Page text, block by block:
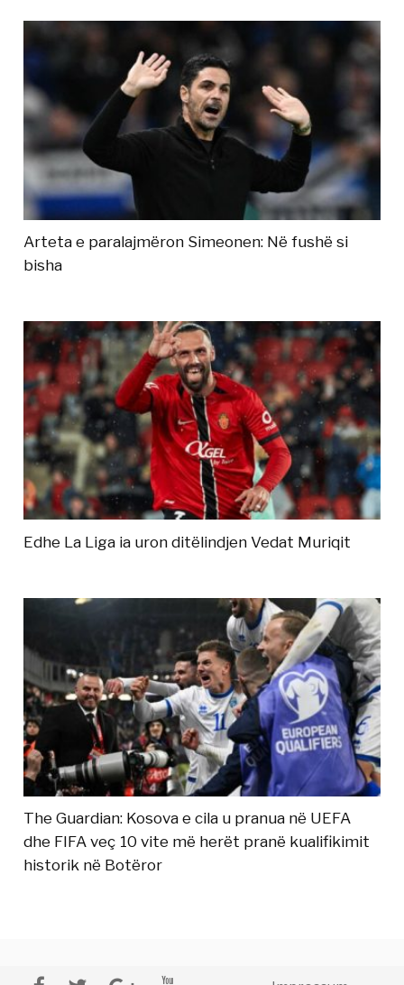
Arteta e paralajmëron Simeonen: Në fushë si
bisha
Edhe La Liga ia uron ditëlindjen Vedat Muriqit
The Guardian: Kosova e cila u pranua në UEFA
dhe FIFA veç 10 vite më herët pranë kualifikimit
historik në Botëror